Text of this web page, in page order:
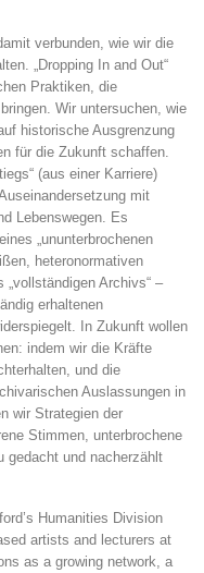
verbunden, wie wir die
„Dropping In and Out“
Praktiken, die
Wir untersuchen, wie
historische Ausgrenzung
für die Zukunft schaffen.
(aus einer Karriere)
mit
Lebenswegen. Es
„ununterbrochenen
heteronormativen
Archivs“ –
erhaltenen
In Zukunft wollen
indem wir die Kräfte
und die
Auslassungen in
wir Strategien der
Stimmen, unterbrochene
gedacht und nacherzählt
Humanities Division
artists and lecturers at
as a growing network, a